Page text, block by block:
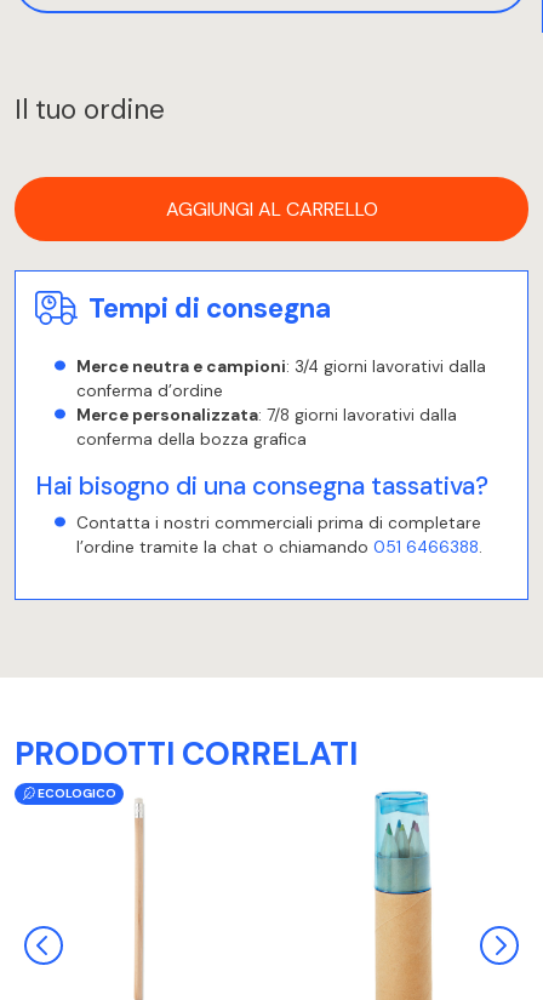
Il tuo ordine
AGGIUNGI AL CARRELLO
Tempi di consegna
Merce neutra e campioni: 3/4 giorni lavorativi dalla
conferma d’ordine
Merce personalizzata: 7/8 giorni lavorativi dalla
conferma della bozza grafica
Hai bisogno di una consegna tassativa?
Contatta i nostri commerciali prima di completare
l’ordine tramite la chat o chiamando 051 6466388.
PRODOTTI CORRELATI
ECOLOGICO